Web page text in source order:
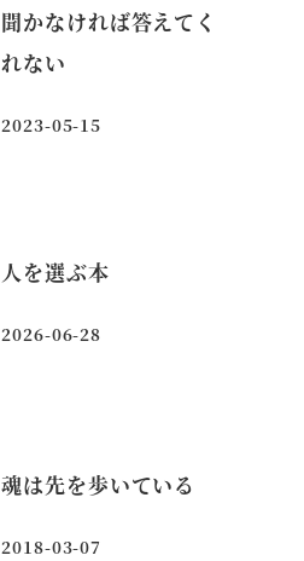
聞かなければ答えてく
れない
投稿日
2023-05-15
人を選ぶ本
投稿日
2026-06-28
魂は先を歩いている
2018-03-07